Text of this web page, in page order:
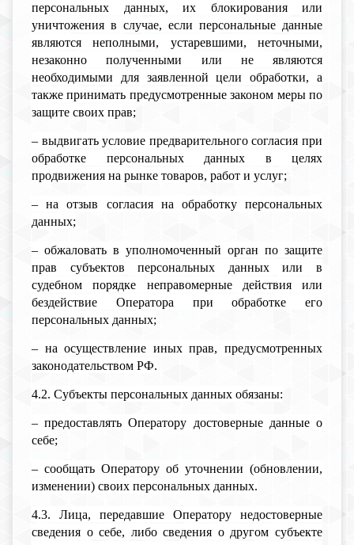
персональных данных, их блокирования или
уничтожения в случае, если персональные данные
являются неполными, устаревшими, неточными,
незаконно полученными или не являются
необходимыми для заявленной цели обработки, а
также принимать предусмотренные законом меры по
защите своих прав;
– выдвигать условие предварительного согласия при
обработке персональных данных в целях
продвижения на рынке товаров, работ и услуг;
– на отзыв согласия на обработку персональных
данных;
– обжаловать в уполномоченный орган по защите
прав субъектов персональных данных или в
судебном порядке неправомерные действия или
бездействие Оператора при обработке его
персональных данных;
– на осуществление иных прав, предусмотренных
законодательством РФ.
4.2. Субъекты персональных данных обязаны:
– предоставлять Оператору достоверные данные о
себе;
– сообщать Оператору об уточнении (обновлении,
изменении) своих персональных данных.
4.3. Лица, передавшие Оператору недостоверные
сведения о себе, либо сведения о другом субъекте